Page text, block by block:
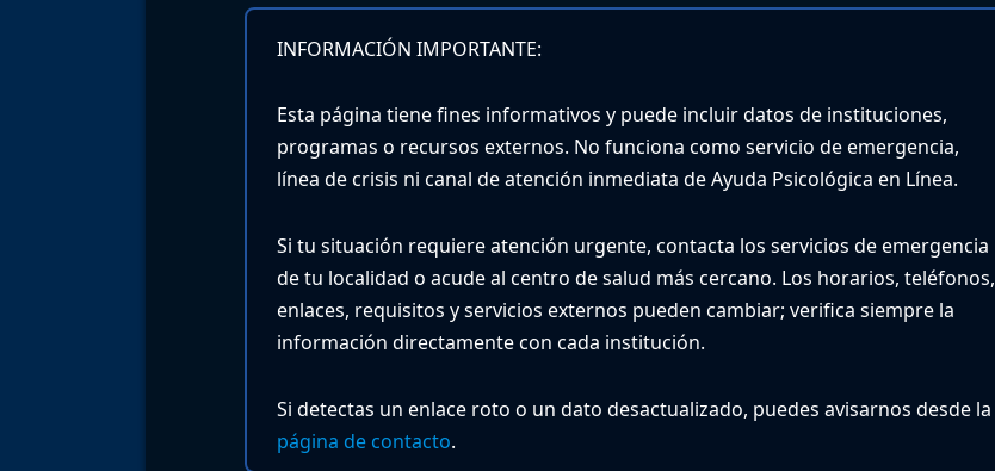
INFORMACIÓN IMPORTANTE:
Esta página tiene fines informativos y puede incluir datos de instituciones,
programas o recursos externos. No funciona como servicio de emergencia,
línea de crisis ni canal de atención inmediata de Ayuda Psicológica en Línea.
Si tu situación requiere atención urgente, contacta los servicios de emergencia
de tu localidad o acude al centro de salud más cercano. Los horarios, teléfonos,
enlaces, requisitos y servicios externos pueden cambiar; verifica siempre la
información directamente con cada institución.
Si detectas un enlace roto o un dato desactualizado, puedes avisarnos desde la
página de contacto.